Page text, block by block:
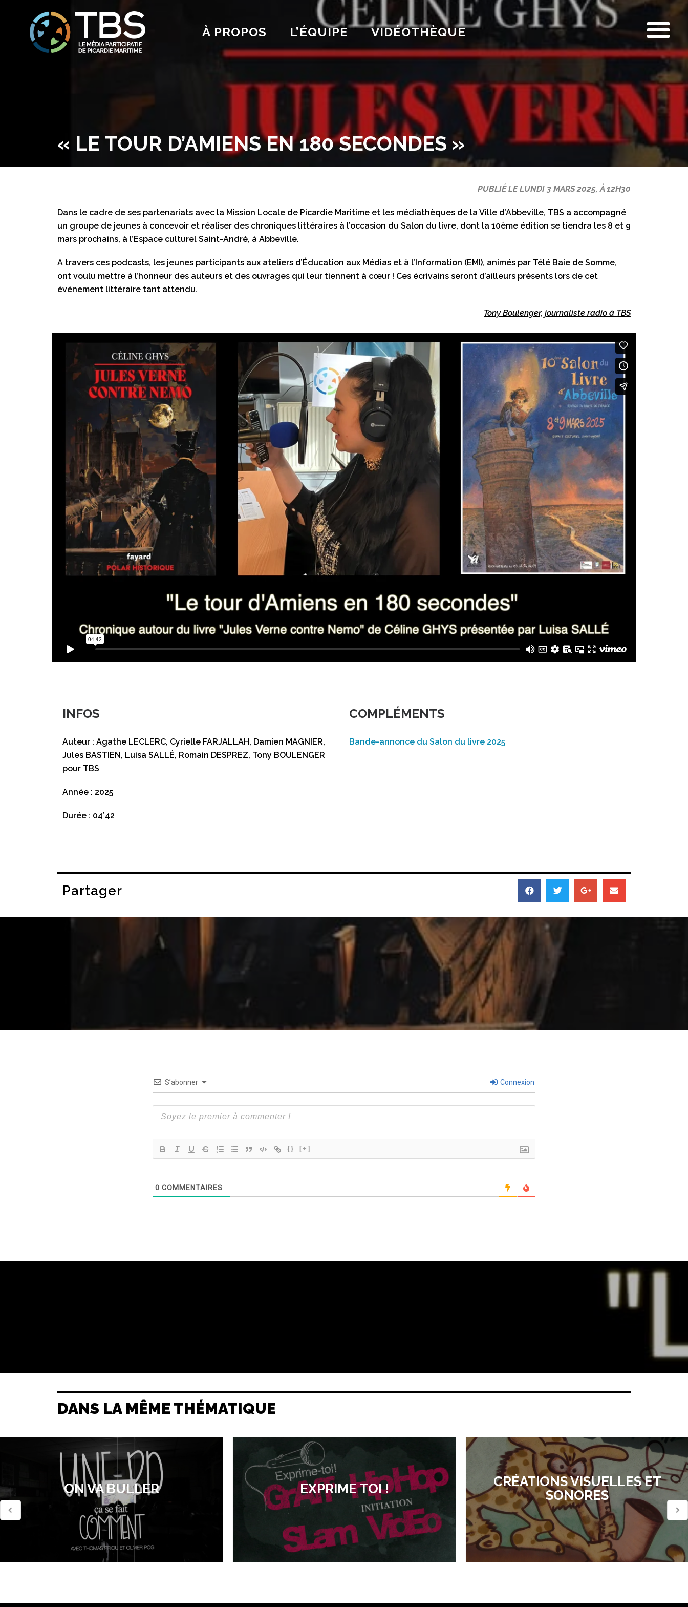
À PROPOS L’ÉQUIPE VIDÉOTHÈQUE
« LE TOUR D’AMIENS EN 180 SECONDES »
PUBLIÉ LE LUNDI 3 MARS 2025, À 12H30
Dans le cadre de ses partenariats avec la Mission Locale de Picardie Maritime et les médiathèques de la Ville d’Abbeville, TBS a accompagné
un groupe de jeunes à concevoir et réaliser des chroniques littéraires à l’occasion du Salon du livre, dont la 10ème édition se tiendra les 8 et 9
mars prochains, à l’Espace culturel Saint-André, à Abbeville.
A travers ces podcasts, les jeunes participants aux ateliers d’Éducation aux Médias et à l’Information (EMI), animés par Télé Baie de Somme,
ont voulu mettre à l’honneur des auteurs et des ouvrages qui leur tiennent à cœur ! Ces écrivains seront d’ailleurs présents lors de cet
événement littéraire tant attendu.
Tony Boulenger, journaliste radio à TBS
INFOS
Auteur : Agathe LECLERC, Cyrielle FARJALLAH, Damien MAGNIER,
Jules BASTIEN, Luisa SALLÉ, Romain DESPREZ, Tony BOULENGER
pour TBS
Année : 2025
Durée : 04’42
COMPLÉMENTS
Bande-annonce du Salon du livre 2025
Partager
S’abonner Connexion
{} [+]
0 COMMENTAIRES
DANS LA MÊME THÉMATIQUE
ON VA BULLER EXPRIME TOI !
CRÉATIONS VISUELLES ET
SONORES